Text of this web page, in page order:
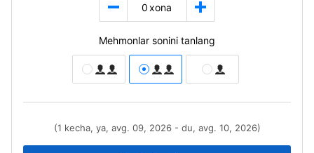
0 xona
Mehmonlar sonini tanlang
(1 kecha, ya, avg. 09, 2026 - du, avg. 10, 2026)